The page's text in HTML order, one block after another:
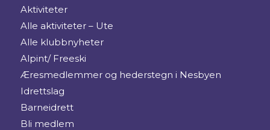
Aktiviteter
Alle aktiviteter – Ute
Alle klubbnyheter
Alpint/ Freeski
Æresmedlemmer og hederstegn i Nesbyen
Idrettslag
Barneidrett
Bli medlem